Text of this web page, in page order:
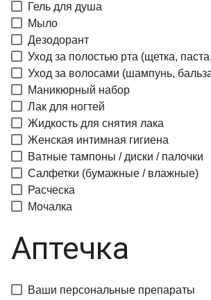
Гель для душа
Мыло
Дезодорант
Уход за полостью рта (щетка,
Уход за волосами (шампунь,
Маникюрный набор
Лак для ногтей
Жидкость для снятия лака
Женская интимная гигиена
Ватные тампоны / диски / палочки
Салфетки (бумажные / влажные)
Расческа
Мочалка
Аптечка
Ваши персональные препараты